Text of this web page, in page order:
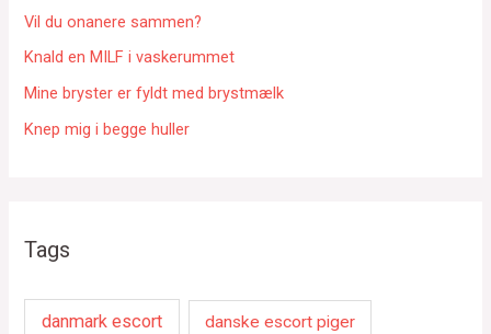
r
:
Vil du onanere sammen?
Knald en MILF i vaskerummet
Mine bryster er fyldt med brystmælk
Knep mig i begge huller
Tags
danmark escort danske escort piger